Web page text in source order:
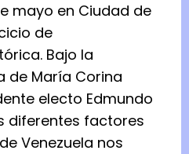
mayo en Ciudad de
de
Bajo la
de María Corina
electo Edmundo
diferentes factores
Venezuela nos